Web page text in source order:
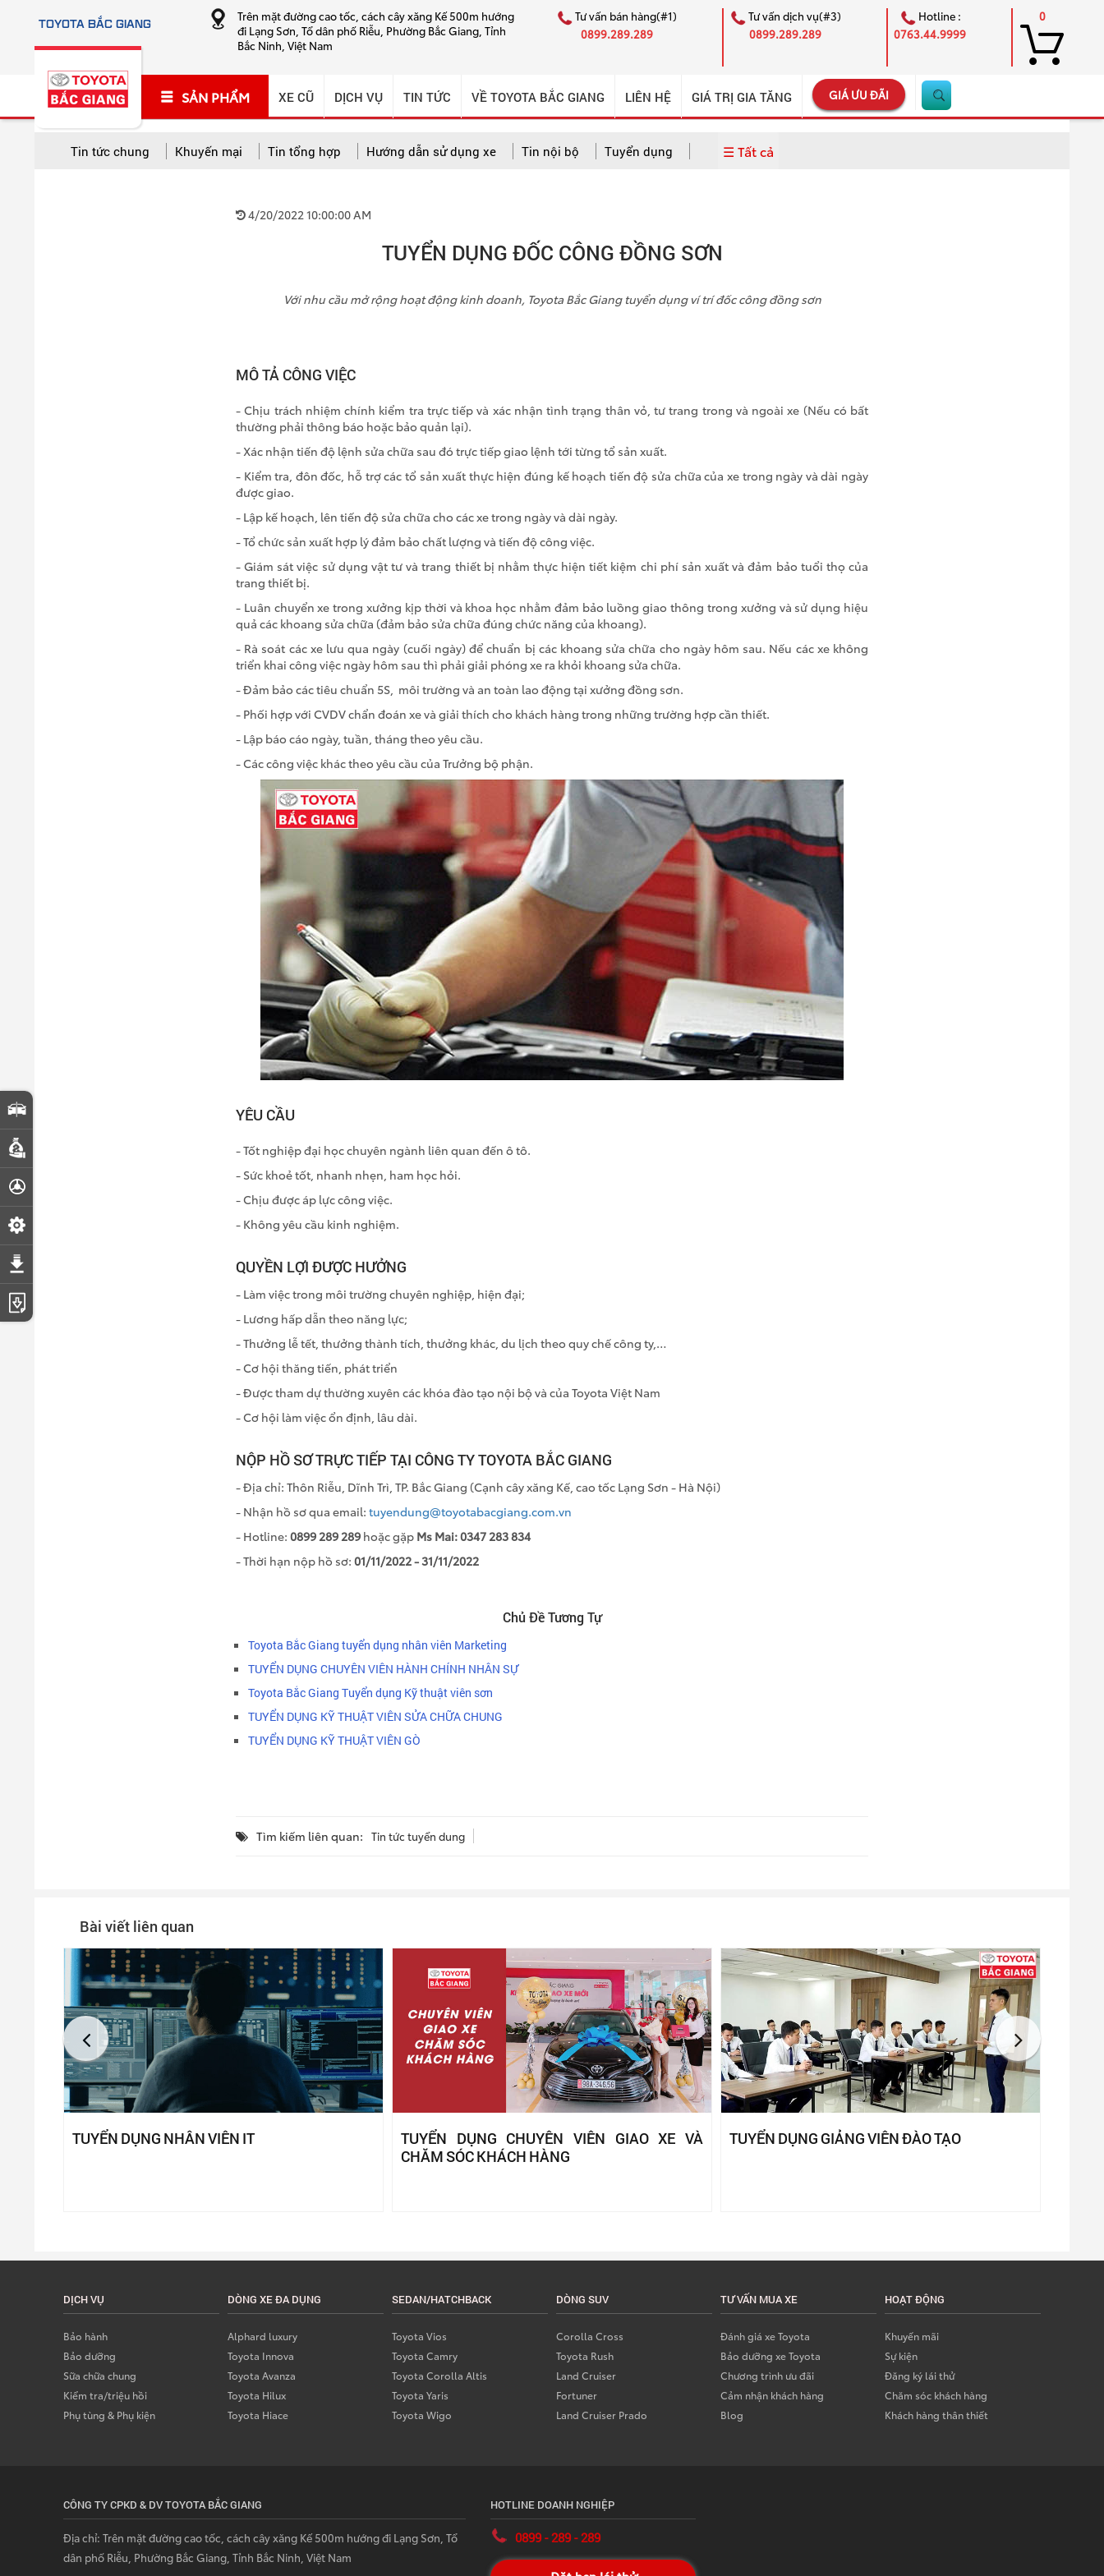
TOYOTA BẮC GIANG
Trên mặt đường cao tốc, cách cây xăng Kế 500m hướng
đi Lạng Sơn, Tổ dân phố Riễu, Phường Bắc Giang, Tỉnh
Bắc Ninh, Việt Nam
Tư vấn bán hàng(#1)
0899.289.289
Tư vấn dịch vụ(#3)
0899.289.289
Hotline :
0763.44.9999
0
SẢN PHẨM XE CŨ DỊCH VỤ TIN TỨC VỀ TOYOTA BẮC GIANG LIÊN HỆ GIÁ TRỊ GIA TĂNG GIÁ ƯU ĐÃI
Tin tức chung Khuyến mại Tin tổng hợp Hướng dẫn sử dụng xe Tin nội bộ Tuyển dụng ☰ Tất cả
4/20/2022 10:00:00 AM
TUYỂN DỤNG ĐỐC CÔNG ĐỒNG SƠN
Với nhu cầu mở rộng hoạt động kinh doanh, Toyota Bắc Giang tuyển dụng ví trí đốc công đồng sơn
MÔ TẢ CÔNG VIỆC
- Chịu trách nhiệm chính kiểm tra trực tiếp và xác nhận tình trạng thân vỏ, tư trang trong và ngoài xe (Nếu có bất
thường phải thông báo hoặc bảo quản lại).
- Xác nhận tiến độ lệnh sửa chữa sau đó trực tiếp giao lệnh tới từng tổ sản xuất.
- Kiểm tra, đôn đốc, hỗ trợ các tổ sản xuất thực hiện đúng kế hoạch tiến độ sửa chữa của xe trong ngày và dài ngày
được giao.
- Lập kế hoạch, lên tiến độ sửa chữa cho các xe trong ngày và dài ngày.
- Tổ chức sản xuất hợp lý đảm bảo chất lượng và tiến độ công việc.
- Giám sát việc sử dụng vật tư và trang thiết bị nhằm thực hiện tiết kiệm chi phí sản xuất và đảm bảo tuổi thọ của
trang thiết bị.
- Luân chuyển xe trong xưởng kịp thời và khoa học nhằm đảm bảo luồng giao thông trong xưởng và sử dụng hiệu
quả các khoang sửa chữa (đảm bảo sửa chữa đúng chức năng của khoang).
- Rà soát các xe lưu qua ngày (cuối ngày) để chuẩn bị các khoang sửa chữa cho ngày hôm sau. Nếu các xe không
triển khai công việc ngày hôm sau thì phải giải phóng xe ra khỏi khoang sửa chữa.
- Đảm bảo các tiêu chuẩn 5S, môi trường và an toàn lao động tại xưởng đồng sơn.
- Phối hợp với CVDV chẩn đoán xe và giải thích cho khách hàng trong những trường hợp cần thiết.
- Lập báo cáo ngày, tuần, tháng theo yêu cầu.
- Các công việc khác theo yêu cầu của Trưởng bộ phận.
YÊU CẦU
- Tốt nghiệp đại học chuyên ngành liên quan đến ô tô.
- Sức khoẻ tốt, nhanh nhẹn, ham học hỏi.
- Chịu được áp lực công việc.
- Không yêu cầu kinh nghiệm.
QUYỀN LỢI ĐƯỢC HƯỞNG
- Làm việc trong môi trường chuyên nghiệp, hiện đại;
- Lương hấp dẫn theo năng lực;
- Thưởng lễ tết, thưởng thành tích, thưởng khác, du lịch theo quy chế công ty,…
- Cơ hội thăng tiến, phát triển
- Được tham dự thường xuyên các khóa đào tạo nội bộ và của Toyota Việt Nam
- Cơ hội làm việc ổn định, lâu dài.
NỘP HỒ SƠ TRỰC TIẾP TẠI CÔNG TY TOYOTA BẮC GIANG
- Địa chỉ: Thôn Riễu, Dĩnh Trì, TP. Bắc Giang (Cạnh cây xăng Kế, cao tốc Lạng Sơn - Hà Nội)
- Nhận hồ sơ qua email: tuyendung@toyotabacgiang.com.vn
- Hotline: 0899 289 289 hoặc gặp Ms Mai: 0347 283 834
- Thời hạn nộp hồ sơ: 01/11/2022 - 31/11/2022
Chủ Đề Tương Tự
Toyota Bắc Giang tuyển dụng nhân viên Marketing
TUYỂN DỤNG CHUYÊN VIÊN HÀNH CHÍNH NHÂN SỰ
Toyota Bắc Giang Tuyển dụng Kỹ thuật viên sơn
TUYỂN DỤNG KỸ THUẬT VIÊN SỬA CHỮA CHUNG
TUYỂN DỤNG KỸ THUẬT VIÊN GÒ
Tìm kiếm liên quan: Tin tức tuyển dung
Bài viết liên quan
TUYỂN DỤNG NHÂN VIÊN IT
TUYỂN DỤNG CHUYÊN VIÊN GIAO XE VÀ
CHĂM SÓC KHÁCH HÀNG
TUYỂN DỤNG GIẢNG VIÊN ĐÀO TẠO
DỊCH VỤ
Bảo hành
Bảo dưỡng
Sữa chữa chung
Kiểm tra/triệu hồi
Phụ tùng & Phụ kiện
DÒNG XE ĐA DỤNG
Alphard luxury
Toyota Innova
Toyota Avanza
Toyota Hilux
Toyota Hiace
SEDAN/HATCHBACK
Toyota Vios
Toyota Camry
Toyota Corolla Altis
Toyota Yaris
Toyota Wigo
DÒNG SUV
Corolla Cross
Toyota Rush
Land Cruiser
Fortuner
Land Cruiser Prado
TƯ VẤN MUA XE
Đánh giá xe Toyota
Bảo dưỡng xe Toyota
Chương trình ưu đãi
Cảm nhận khách hàng
Blog
HOẠT ĐỘNG
Khuyến mãi
Sự kiện
Đăng ký lái thử
Chăm sóc khách hàng
Khách hàng thân thiết
CÔNG TY CPKD & DV TOYOTA BẮC GIANG
Địa chỉ: Trên mặt đường cao tốc, cách cây xăng Kế 500m hướng đi Lạng Sơn, Tổ
dân phố Riễu, Phường Bắc Giang, Tỉnh Bắc Ninh, Việt Nam
HOTLINE DOANH NGHIỆP
0899 - 289 - 289